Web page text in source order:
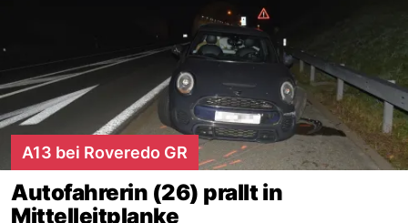
A13 bei Roveredo GR
Autofahrerin (26) prallt in
Mittelleitplanke